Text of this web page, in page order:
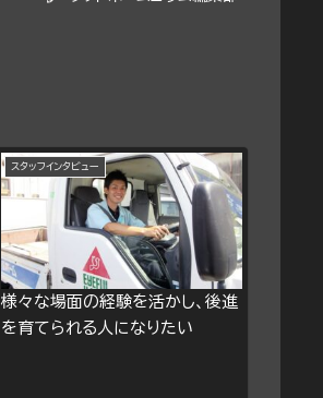
スタッフインタビュー
様々な場面の経験を活かし、後進
を育てられる人になりたい